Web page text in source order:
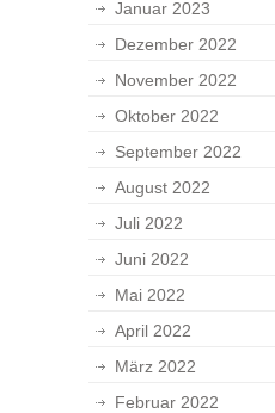
Januar 2023
Dezember 2022
November 2022
Oktober 2022
September 2022
August 2022
Juli 2022
Juni 2022
Mai 2022
April 2022
März 2022
Februar 2022